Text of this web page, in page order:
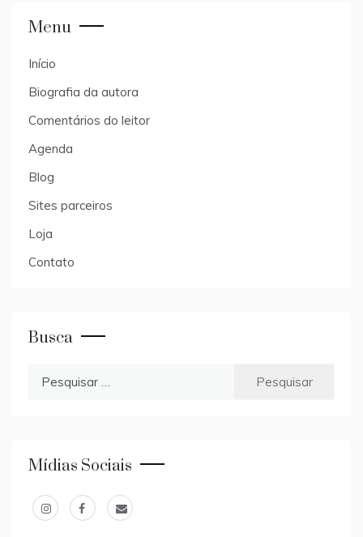
Menu
Início
Biografia da autora
Comentários do leitor
Agenda
Blog
Sites parceiros
Loja
Contato
Busca
Mídias Sociais